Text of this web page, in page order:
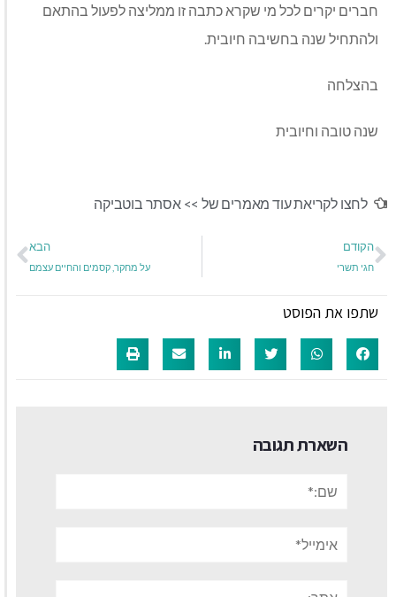
חברים יקרים לכל מי שקרא כתבה זו ממליצה לפעול בהתאם
ולהתחיל שנה בחשיבה חיובית.
בהצלחה
שנה טובה וחיובית
לחצו לקריאת עוד מאמרים של >> אסתר בוטביקה
הקודם
חגי תשרי
הבא
על מחקר, קסמים והחיים עצמם
שתפו את הפוסט
השארת תגובה